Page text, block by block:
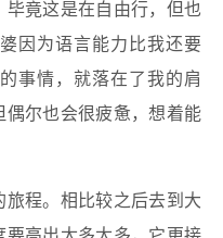
竟这是在自由行，但也
因为语言能力比我还要
事情，就落在了我的肩
偶尔也会很疲惫，想着能
程。相比较之后去到大